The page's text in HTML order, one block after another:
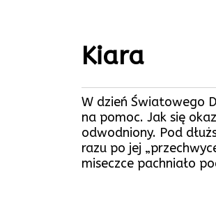
Kiara
W dzień Światowego
na pomoc. Jak się
odwodniony. Pod
razu po jej
miseczce pachniało